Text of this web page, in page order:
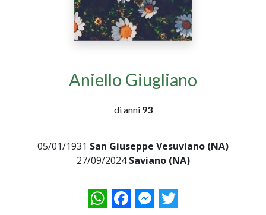
Aniello Giugliano
di anni 93
05/01/1931 San Giuseppe Vesuviano (NA)
27/09/2024Saviano (NA)
WhatsAppFacebookMessenger
Twitter